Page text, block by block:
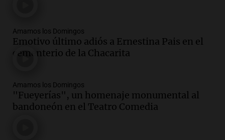
Amamos los Domingos
Emotivo último adiós a Ernestina Pais en el
cementerio de la Chacarita
Amamos los Domingos
"Fueyerías", un homenaje monumental al
bandoneón en el Teatro Comedia